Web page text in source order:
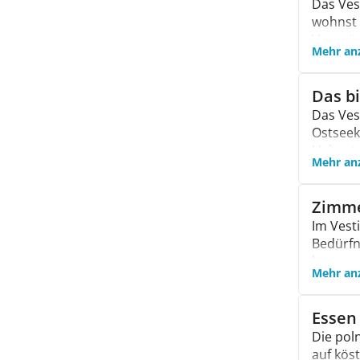
nutzen
Das
wohnst
der
Mehr
Das
Das
ein
Mehr
Im
den
Mehr
Die
auf